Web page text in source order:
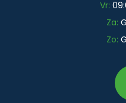
Vr:
Za:
Zo: